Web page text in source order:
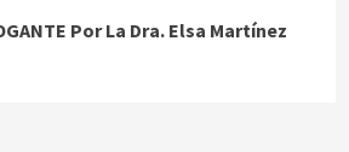
Por La Dra. Elsa Martínez